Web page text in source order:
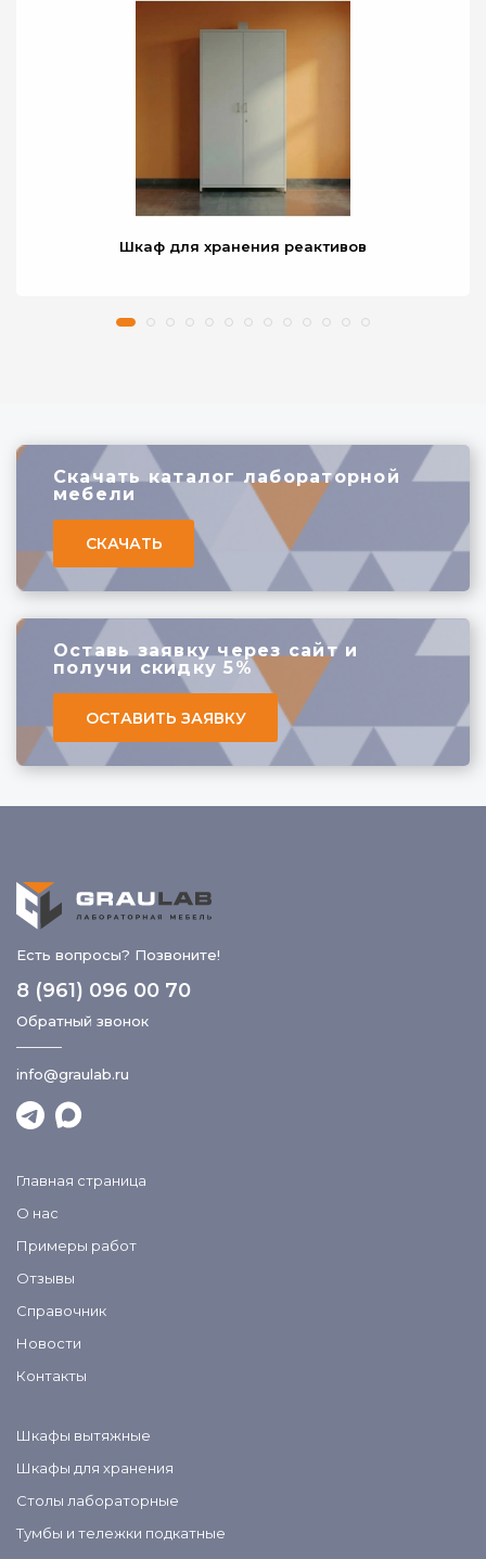
Шкаф для хранения реактивов
Скачать каталог лабораторной
мебели
СКАЧАТЬ
Оставь заявку через сайти
получи скидку 5%
ОСТАВИТЬ ЗАЯВКУ
Есть вопросы? Позвоните!
8 (961) 096 00 70
Обратный звонок
info@graulab.ru
Главная страница
О нас
Примеры работ
Отзывы
Справочник
Новости
Контакты
Шкафы вытяжные
Шкафы для хранения
Столы лабораторные
Тумбы и тележки подкатные